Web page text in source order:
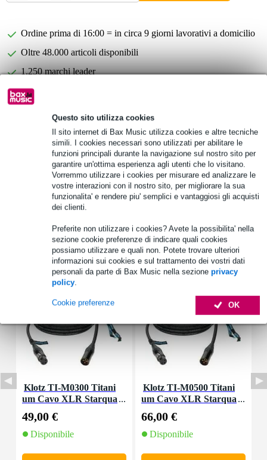
Questo sito utilizza cookies
Il sito internet di Bax Music utilizza cookies e altre tecniche
simili. I cookies necessari sono utilizzati per abilitare le
funzioni principali durante la navigazione sul nostro sito per
garantire un'ottima esperienza agli utenti che lo visitano.
Vorremmo utilizzare i cookies per misurare ed analizzare le
vostre interazioni con il nostro sito, per migliorare la sua
funzionalita' e rendere piu' semplici e vantaggiosi gli acquisti
dei clienti.
Preferite non utilizzare i cookies? Avete la possibilita' nella
sezione cookie preferenze di indicare quali cookies
possiamo utilizzare e quali non. Potete trovare ulteriori
informazioni sui cookies e sul trattamento dei vostri dati
personali da parte di Bax Music nella sezione privacy
policy.
OK
Cookie preferenze
Ordine prima di 16:00 = in circa 9 giorni lavorativi a domicilio
Oltre 48.000 articoli disponibili
1.250 marchi leader
vantaggi!
87,05 € di premio
Informazioni sul prodotto
compressore tratto dal famoso mixer Paragon P40
attacco e rilascio automatici
Accessori (6)
Klotz TI-M0300 Titani
um Cavo XLR Starqua
49,00 €
Disponibile
Klotz TI-M0500 Titani
um Cavo XLR Starqua
66,00 €
Disponibile